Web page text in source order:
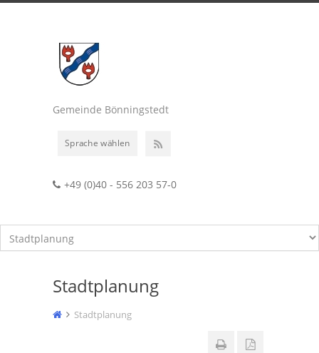
Gemeinde Bönningstedt
Sprache wählen
+49 (0)40 - 556 203 57-0
Stadtplanung
Stadtplanung